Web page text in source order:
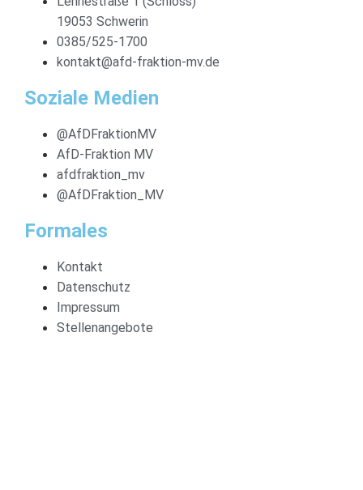
19053 Schwerin
0385/525-1700
kontakt@afd-fraktion-mv.de
Soziale Medien
@AfDFraktionMV
AfD-Fraktion MV
afdfraktion_mv
@AfDFraktion_MV
Formales
Kontakt
Datenschutz
Impressum
Stellenangebote